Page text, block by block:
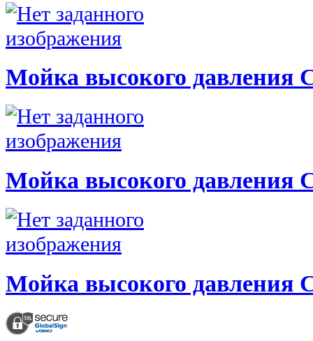
Мойка высокого давления
Мойка высокого давления
Мойка высокого давления